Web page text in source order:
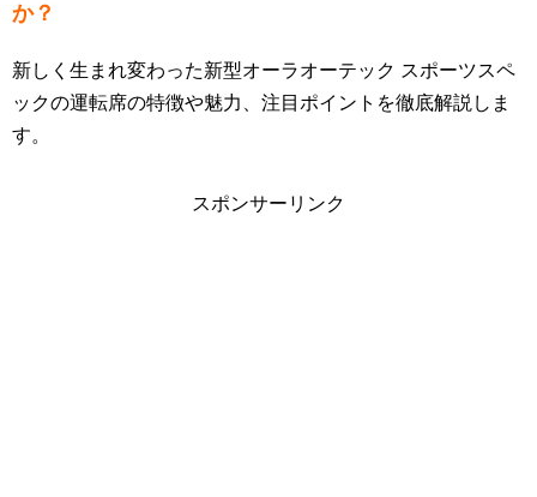
か？
新しく生まれ変わった新型オーラオーテック スポーツスペ
ックの運転席の特徴や魅力、注目ポイントを徹底解説しま
す。
スポンサーリンク